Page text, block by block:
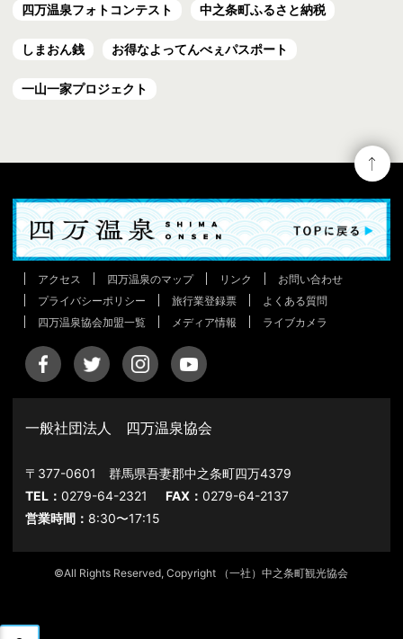
四万温泉フォトコンテスト 中之条町ふるさと納税
しまおん銭 お得なよってんべぇパスポート
一山一家プロジェクト
アクセス 四万温泉のマップ リンク
お問い合わせ
プライバシーポリシー
旅行業登録票
よくある質問
四万温泉協会加盟一覧
メディア情報 ライブカメラ
一般社団法人 四万温泉協会
〒377-0601 群馬県吾妻郡中之条町四万4379
TEL：0279-64-2321 FAX：0279-64-2137
営業時間： 8:30〜17:15
©All Rights Reserved, Copyright （一社）中之条町観光協会